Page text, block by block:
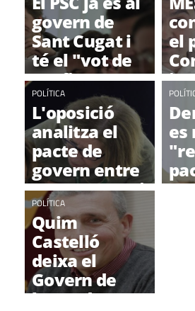
govern de
Sant Cugat i
té el "vot de
confiança"
del PP
el
i
POLÍTICA
L'oposició
analitza el
pacte de
govern entre
convergents i
socialistes
es
POLÍTICA
Quim
Castelló
deixa el
Govern de
l'EMD de